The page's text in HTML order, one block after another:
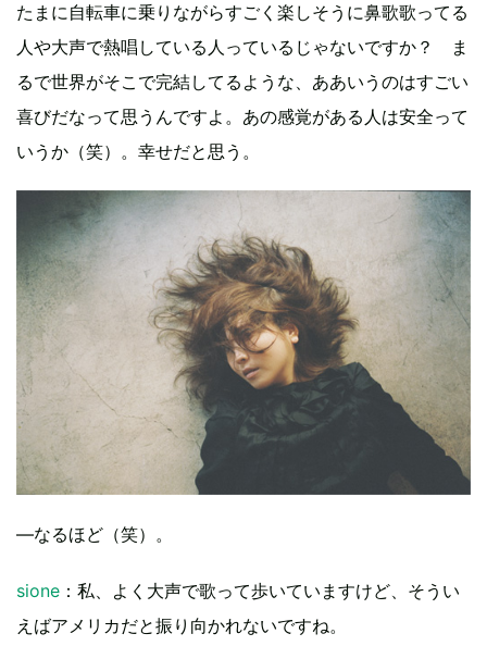
たまに自転車に乗りながらすごく楽しそうに鼻歌歌ってる
人や大声で熱唱している人っているじゃないですか？ ま
るで世界がそこで完結してるような、ああいうのはすごい
喜びだなって思うんですよ。あの感覚がある人は安全って
いうか（笑）。幸せだと思う。
―なるほど（笑）。
sione ：私、よく大声で歌って歩いていますけど、そうい
えばアメリカだと振り向かれないですね。